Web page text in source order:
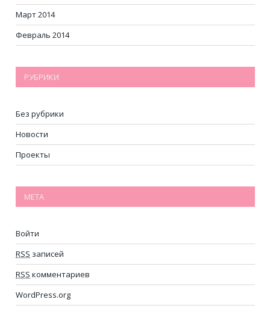
Март 2014
Февраль 2014
РУБРИКИ
Без рубрики
Новости
Проекты
МЕТА
Войти
RSS записей
RSS комментариев
WordPress.org